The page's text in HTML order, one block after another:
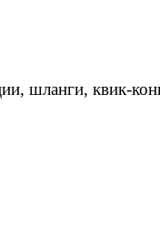
шланги, квик-